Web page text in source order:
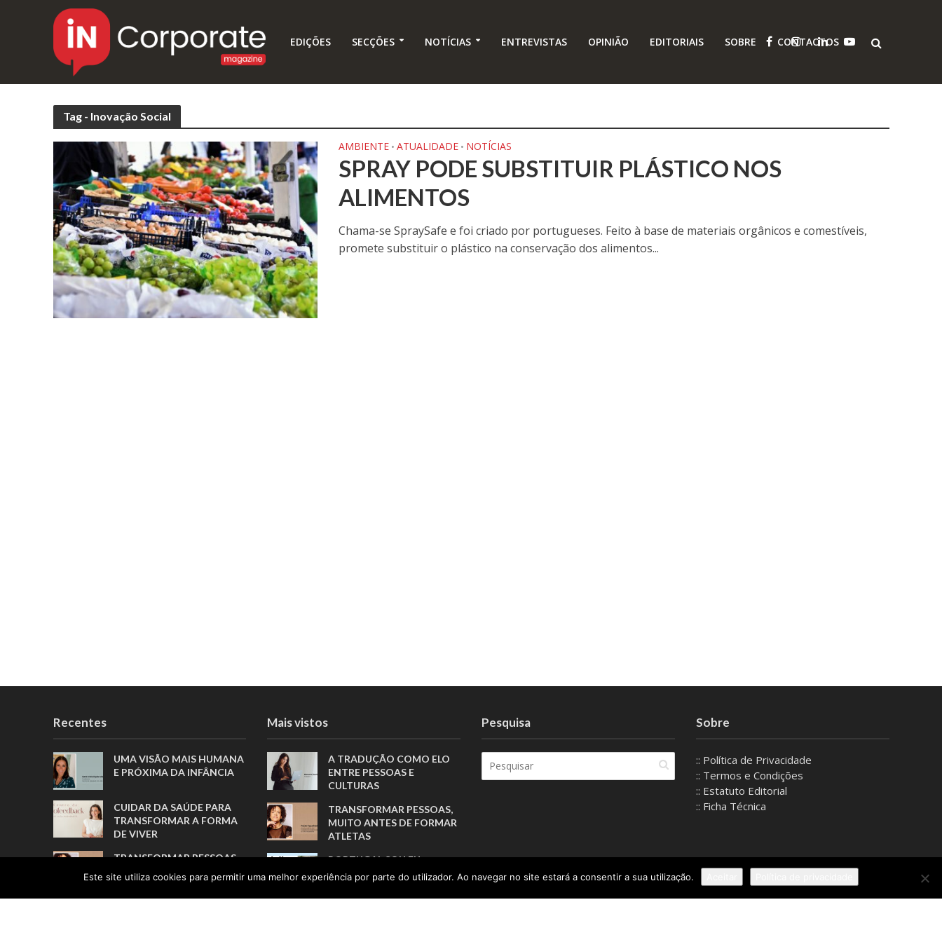
EDIÇÕES SECÇÕES NOTÍCIAS ENTREVISTAS OPINIÃO EDITORIAIS SOBRE CONTACTOS
Tag - Inovação Social
AMBIENTE • ATUALIDADE • NOTÍCIAS
SPRAY PODE SUBSTITUIR PLÁSTICO NOS
ALIMENTOS
Chama-se SpraySafe e foi criado por portugueses. Feito à base de materiais orgânicos e comestíveis,
promete substituir o plástico na conservação dos alimentos...
Recentes
UMA VISÃO MAIS HUMANA
E PRÓXIMA DA INFÂNCIA
CUIDAR DA SAÚDE PARA
TRANSFORMAR A FORMA
DE VIVER
TRANSFORMAR PESSOAS,
MUITO ANTES DE FORMAR
ATLETAS
Mais vistos
A TRADUÇÃO COMO ELO
ENTRE PESSOAS E
CULTURAS
TRANSFORMAR PESSOAS,
MUITO ANTES DE FORMAR
ATLETAS
PORTUGAL SOU EU
APOSTA NA GERAÇÃO Z
PARA VALORIZAR A
PRODUÇÃO NACIONAL
Pesquisa Sobre
:: Política de Privacidade
:: Termos e Condições
:: Estatuto Editorial
:: Ficha Técnica
Este site utiliza cookies para permitir uma melhor experiência por parte do utilizador. Ao navegar no site estará a consentir a sua utilização.